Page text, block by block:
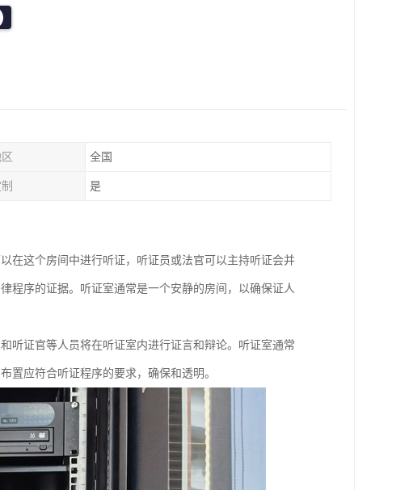
全国
是
在这个房间中进行听证，听证员或法官可以主持听证会并
程序的证据。听证室通常是一个安静的房间，以确保证人
听证官等人员将在听证室内进行证言和辩论。听证室通常
置应符合听证程序的要求，确保和透明。